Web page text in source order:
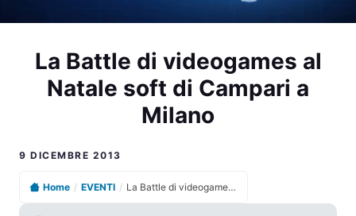
La Battle di videogames al
Natale soft di Campari a
Milano
9 DICEMBRE 2013
Home / EVENTI / La Battle di videogames al Natale soft di Campari a Milano